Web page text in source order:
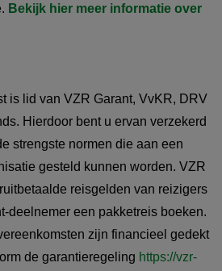
Bekijk hier meer informatie over
is lid van VZR Garant, VvKR, DRV
Hierdoor bent u ervan verzekerd
strengste normen die aan een
gesteld kunnen worden. VZR
reisgelden van reizigers
deelnemer een pakketreis boeken.
zijn financieel gedekt
de garantieregeling https://vzr-